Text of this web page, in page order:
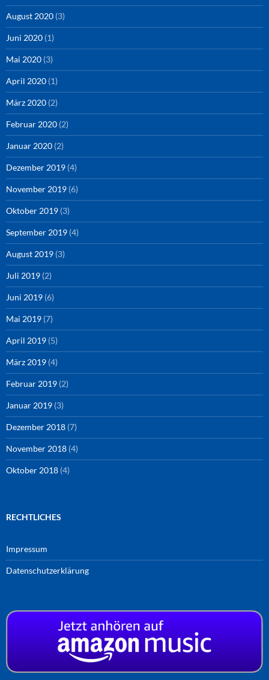
August 2020 (3)
Juni 2020 (1)
Mai 2020 (3)
April 2020 (1)
März 2020 (2)
Februar 2020 (2)
Januar 2020 (2)
Dezember 2019 (4)
November 2019 (6)
Oktober 2019 (3)
September 2019 (4)
August 2019 (3)
Juli 2019 (2)
Juni 2019 (6)
Mai 2019 (7)
April 2019 (5)
März 2019 (4)
Februar 2019 (2)
Januar 2019 (3)
Dezember 2018 (7)
November 2018 (4)
Oktober 2018 (4)
RECHTLICHES
Impressum
Datenschutzerklärung